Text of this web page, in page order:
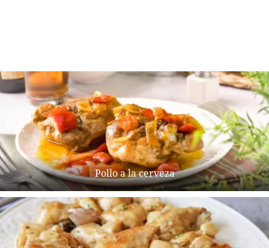
Pollo a la cerveza